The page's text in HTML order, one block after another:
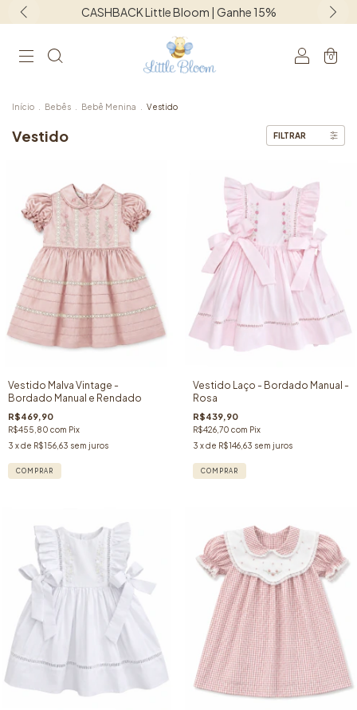
Frete grátis para o Sudeste acima de R$1250,00
0
Início Bebês Bebê Menina Vestido
Vestido FILTRAR
Vestido Malva Vintage -
Bordado Manual e Rendado
R$469,90
R$455,80 com Pix
3 x de R$156,63 sem juros
COMPRAR
Vestido Laço - Bordado Manual -
Rosa
R$439,90
R$426,70 com Pix
3 x de R$146,63 sem juros
COMPRAR